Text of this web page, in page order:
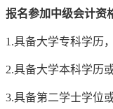
报名参加中级会计资
1.具备大学专科学历
2.具备大学本科学历
3.具备第二学士学位